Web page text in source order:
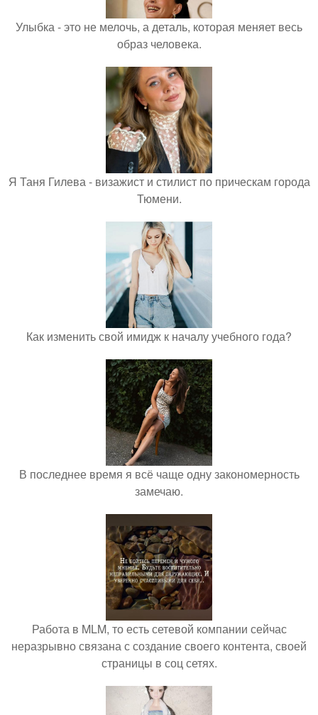
Улыбка - это не мелочь, а деталь, которая меняет весь
образ человека.
Я Таня Гилева - визажист и стилист по прическам города
Тюмени.
Как изменить свой имидж к началу учебного года?
В последнее время я всё чаще одну закономерность
замечаю.
Работа в MLM, то есть сетевой компании сейчас
неразрывно связана с создание своего контента, своей
страницы в соц сетях.